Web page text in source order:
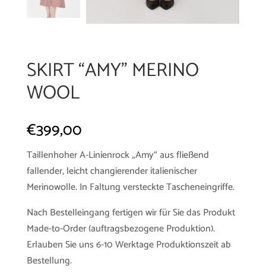
SKIRT “AMY” MERINO
WOOL
€399,00
Taillenhoher A-Linienrock „Amy“ aus fließend
fallender, leicht changierender italienischer
Merinowolle. In Faltung versteckte Tascheneingriffe.
Nach Bestelleingang fertigen wir für Sie das Produkt
Made-to-Order (auftragsbezogene Produktion).
Erlauben Sie uns 6-10 Werktage Produktionszeit ab
Bestellung.